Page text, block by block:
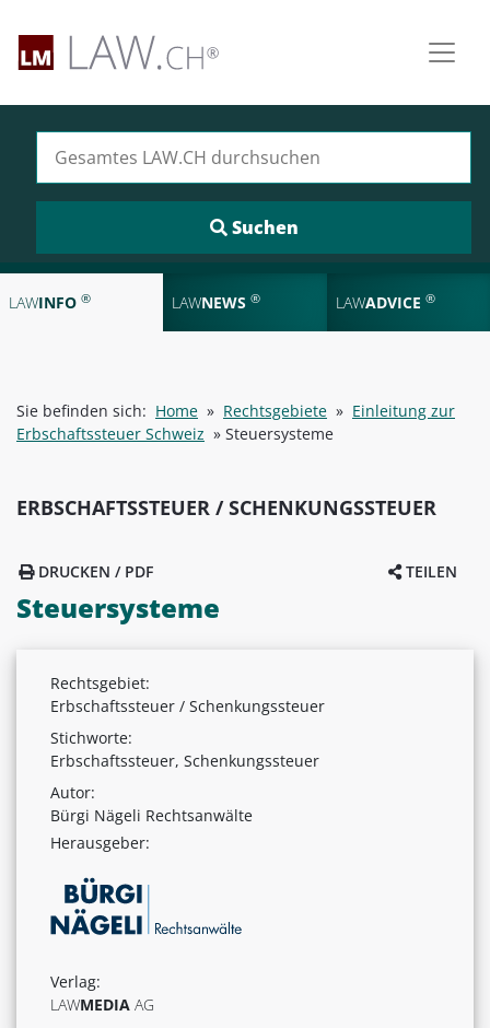
LAWINFO ® LAWNEWS ® LAWADVICE ®
Sie befinden sich: Home » Rechtsgebiete » Einleitung zur
Erbschaftssteuer Schweiz » Steuersysteme
ERBSCHAFTSSTEUER / SCHENKUNGSSTEUER
TEILEN
DRUCKEN / PDF
Steuersysteme
Rechtsgebiet:
Erbschaftssteuer / Schenkungssteuer
Stichworte:
Erbschaftssteuer, Schenkungssteuer
Autor:
Bürgi Nägeli Rechtsanwälte
Herausgeber:
Verlag:
LAWMEDIA AG